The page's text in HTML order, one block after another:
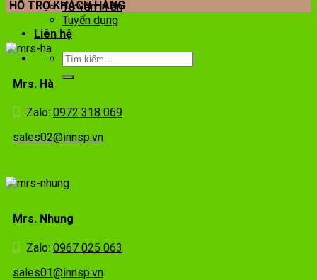
Tư vấn in ấn
Tuyển dụng
Liên hệ
HỖ TRỢ KHÁCH HÀNG
Mrs. Hà
Zalo: 0972 318 069
sales02@innsp.vn
Mrs. Nhung
Zalo: 0967 025 063
sales01@innsp.vn